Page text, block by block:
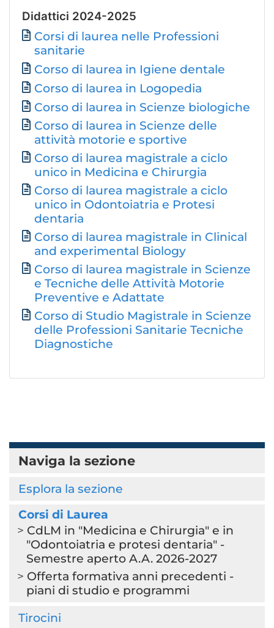
Didattici 2024-2025
FileCorsi di laurea nelle Professioni
sanitarie
Corso di laurea in Igiene dentale
Corso di laurea in Logopedia
Corso di laurea in Scienze biologiche
Corso di laurea in Scienze delle
attività motorie e sportive
Corso di laurea magistrale a ciclo
unico in Medicina e Chirurgia
Corso di laurea magistrale a ciclo
unico in Odontoiatria e Protesi
dentaria
Corso di laurea magistrale in Clinical
and experimental Biology
Corso di laurea magistrale in Scienze
e Tecniche delle Attività Motorie
Preventive e Adattate
Corso di Studio Magistrale in Scienze
delle Professioni Sanitarie Tecniche
Diagnostiche
Naviga la sezione
Esplora la sezione
Corsi di Laurea
CdLM in "Medicina e Chirurgia" e in
"Odontoiatria e protesi dentaria" -
Semestre aperto A.A. 2026-2027
Offerta formativa anni precedenti -
piani di studio e programmi
Tirocini